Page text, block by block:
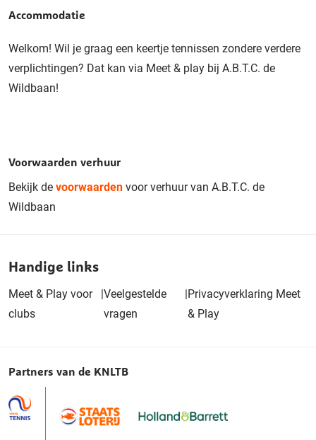
Accommodatie
Welkom! Wil je graag een keertje tennissen zondere verdere
verplichtingen? Dat kan via Meet & play bij A.B.T.C. de
Wildbaan!
Voorwaarden verhuur
Bekijk de voorwaarden voor verhuur van A.B.T.C. de
Wildbaan
Handige links
Meet & Play voor
clubs
|Veelgestelde
vragen
|Privacyverklaring Meet
& Play
Partners van de KNLTB